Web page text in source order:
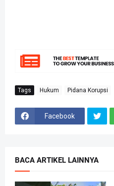
Tags Hukum Pidana Korupsi
Facebook
BACA ARTIKEL LAINNYA